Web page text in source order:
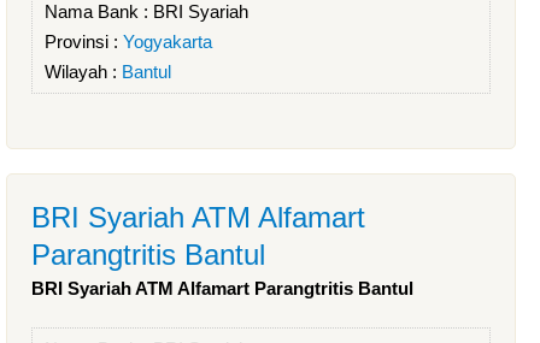
Nama Bank : BRI Syariah
Provinsi : Yogyakarta
Wilayah : Bantul
BRI Syariah ATM Alfamart
Parangtritis Bantul
BRI Syariah ATM Alfamart Parangtritis Bantul